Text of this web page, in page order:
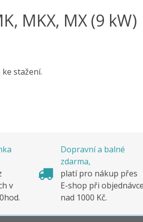
MKX, MX (9 kW)
stažení.
v
Dopravní a balné
zdarma,
platí pro nákup přes
E-shop při objednávce
nad 1000 Kč.